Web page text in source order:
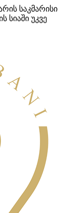
საკმარისი
სიაში უკვე